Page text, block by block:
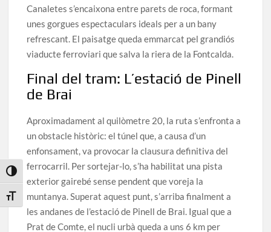
Toggle High Contrast
Toggle Font size
Canaletes s’encaixona entre parets de roca, formant
unes gorgues espectaculars ideals per a un bany
refrescant. El paisatge queda emmarcat pel grandiós
viaducte ferroviari que salva la riera de la Fontcalda.
Final del tram: L’estació de Pinell
de Brai
Aproximadament al quilòmetre 20, la ruta s’enfronta a
un obstacle històric: el túnel que, a causa d’un
enfonsament, va provocar la clausura definitiva del
ferrocarril. Per sortejar-lo, s’ha habilitat una pista
exterior gairebé sense pendent que voreja la
muntanya. Superat aquest punt, s’arriba finalment a
les andanes de l’estació de Pinell de Brai. Igual que a
Prat de Comte, el nucli urbà queda a uns 6 km per